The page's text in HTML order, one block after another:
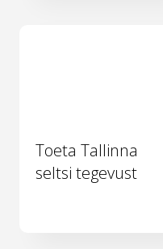
Toeta Tallinna
seltsi tegevust